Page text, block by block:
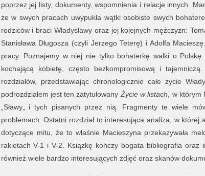
poprzez jej listy, dokumenty, wspomnienia i relacje innych.
że w swych pracach uwypukla wątki osobiste swych
rodziców i braci Władysławy oraz jej kolejnych mężczyzn:
Stanisława Długosza (czyli Jerzego Teterę) i Adolfa
pracy. Poznajemy w niej nie tylko bohaterkę walki o
kochającą kobietę, często bezkompromisową i
rozdziałów, przedstawiając chronologicznie całe życie
podrozdziałem jest ten zatytułowanyŻycie w listach, w którym
„Sławy„ i tych pisanych przez nią. Fragmenty te wiele
problemach. Ostatni rozdział to interesująca analiza, w której
dotyczące mitu, że to właśnie Macieszyna przekazywała
rakietach V-1 i V-2. Książkę kończy bogata bibliografia oraz
również wiele bardzo interesujących zdjęć oraz skanów